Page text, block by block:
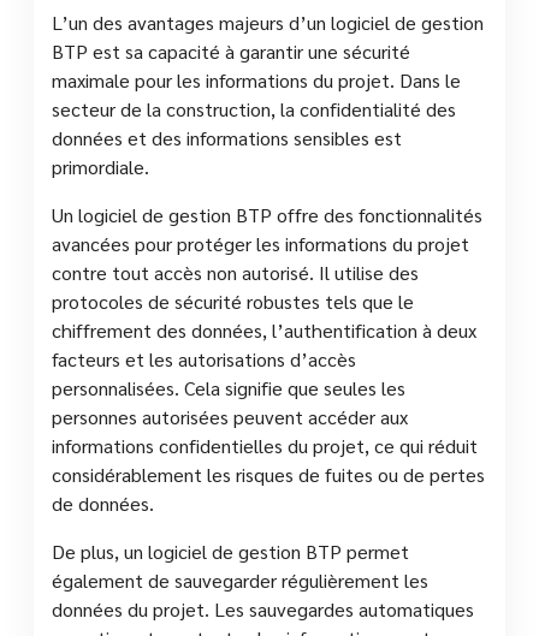
L’un des avantages majeurs d’un logiciel de gestion
BTP est sa capacité à garantir une sécurité
maximale pour les informations du projet. Dans le
secteur de la construction, la confidentialité des
données et des informations sensibles est
primordiale.
Un logiciel de gestion BTP offre des fonctionnalités
avancées pour protéger les informations du projet
contre tout accès non autorisé. Il utilise des
protocoles de sécurité robustes tels que le
chiffrement des données, l’authentification à deux
facteurs et les autorisations d’accès
personnalisées. Cela signifie que seules les
personnes autorisées peuvent accéder aux
informations confidentielles du projet, ce qui réduit
considérablement les risques de fuites ou de pertes
de données.
De plus, un logiciel de gestion BTP permet
également de sauvegarder régulièrement les
données du projet. Les sauvegardes automatiques